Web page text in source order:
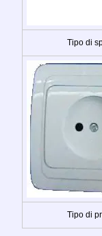
Tipo di
Tipo di